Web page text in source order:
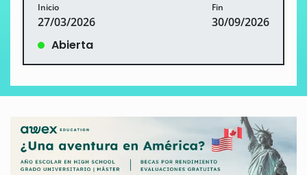
Inicio
27/03/2026
Fin
30/09/2026
Abierta